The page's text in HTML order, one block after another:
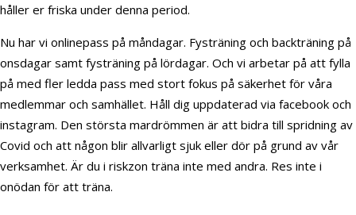
håller er friska under denna period.
Nu har vi onlinepass på måndagar. Fysträning och backträning på
onsdagar samt fysträning på lördagar. Och vi arbetar på att fylla
på med fler ledda pass med stort fokus på säkerhet för våra
medlemmar och samhället. Håll dig uppdaterad via facebook och
instagram. Den största mardrömmen är att bidra till spridning av
Covid och att någon blir allvarligt sjuk eller dör på grund av vår
verksamhet. Är du i riskzon träna inte med andra. Res inte i
onödan för att träna.